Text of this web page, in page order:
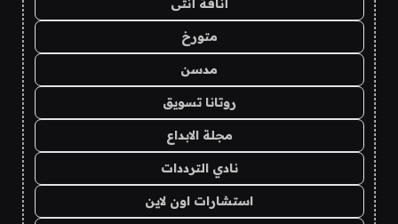
أناقة أنثى
متورخ
مدسن
روتانا تسويق
مجلة الابداع
نادي الترددات
استشارات اون لاين